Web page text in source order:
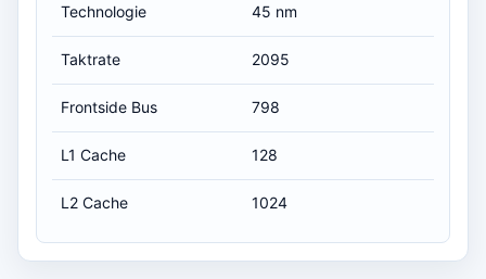
Technologie 45 nm
Taktrate 2095
Frontside Bus 798
L1 Cache 128
L2 Cache 1024